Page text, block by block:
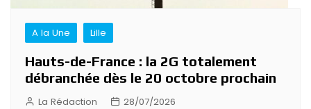
A la Une Lille
Hauts-de-France : la 2G totalement
débranchée dès le 20 octobre prochain
La Rédaction 28/07/2026